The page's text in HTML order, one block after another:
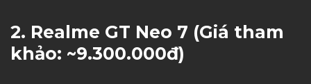
2. Realme GT Neo 7 (Giá tham
khảo: ~9.300.000đ)